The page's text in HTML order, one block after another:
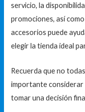
servicio, la
promociones, así
accesorios puede
elegir la tienda ideal
Recuerda que no
importante considerar
tomar una decisión